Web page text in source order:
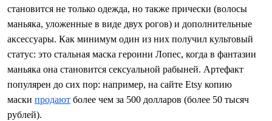
становится не только одежда, но также прически (волосы
маньяка, уложенные в виде двух рогов) и дополнительные
аксессуары. Как минимум один из них получил культовый
статус: это стальная маска героини Лопес, когда в фантазии
маньяка она становится сексуальной рабыней. Артефакт
популярен до сих пор: например, на сайте Etsy копию
маски продают более чем за 500 долларов (более 50 тысяч
рублей).